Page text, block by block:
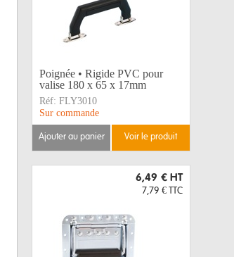
Poignée • Rigide PVC pour
valise 180 x 65 x 17mm
Réf: FLY3010
Sur commande
ajouter au panier voir le produit
6,49 € HT
7,79 € TTC